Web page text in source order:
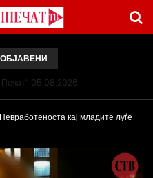
05.08.2026
Невработеноста кај младите луѓе